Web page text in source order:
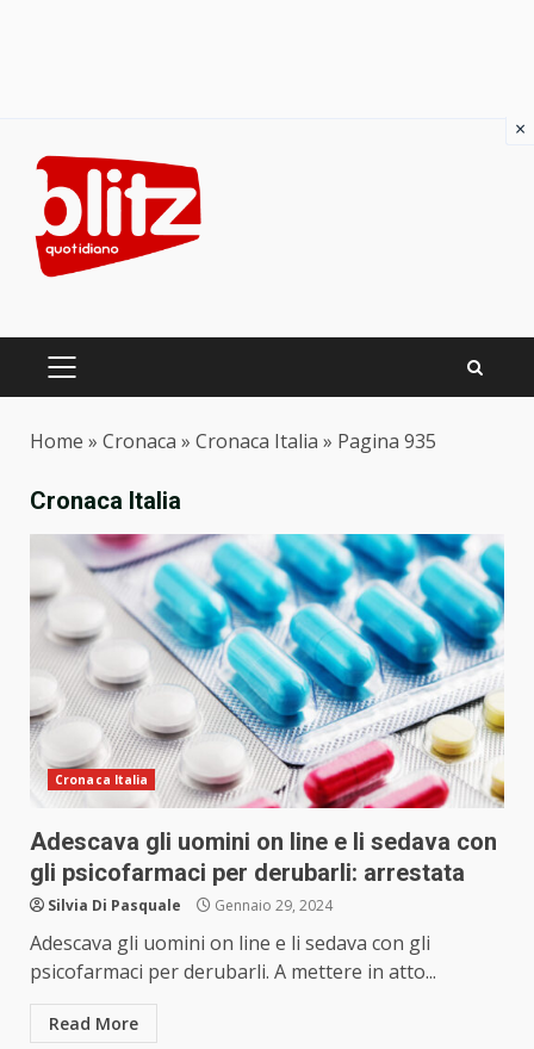
content
PRIMARY
Home » Cronaca » Cronaca Italia » Pagina 935
Cronaca Italia
Cronaca Italia
Adescava gli uomini on line e li sedava con
gli psicofarmaci per derubarli: arrestata
Silvia Di Pasquale Gennaio 29, 2024
Adescava gli uomini on line e li sedava con gli
psicofarmaci per derubarli. A mettere in atto...
Read More
×